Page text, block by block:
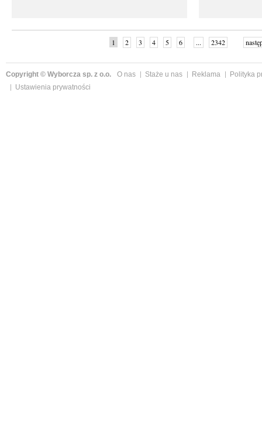
1 2 3 4 5 6 ... 2342
Copyright © Wyborcza sp. z o.o. O nas Staże u nas Reklama
Polityka
Ustawienia prywatności